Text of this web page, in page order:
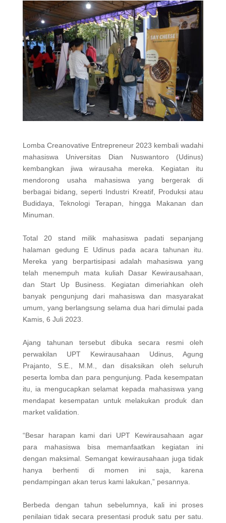
Lomba Creanovative Entrepreneur 2023 kembali wadahi
mahasiswa Universitas Dian Nuswantoro (Udinus)
kembangkan jiwa wirausaha mereka. Kegiatan itu
mendorong usaha mahasiswa yang bergerak di
berbagai bidang, seperti Industri Kreatif, Produksi atau
Budidaya, Teknologi Terapan, hingga Makanan dan
Minuman.
Total 20 stand milik mahasiswa padati sepanjang
halaman gedung E Udinus pada acara tahunan itu.
Mereka yang berpartisipasi adalah mahasiswa yang
telah menempuh mata kuliah Dasar Kewirausahaan,
dan Start Up Business. Kegiatan dimeriahkan oleh
banyak pengunjung dari mahasiswa dan masyarakat
umum, yang berlangsung selama dua hari dimulai pada
Kamis, 6 Juli 2023.
Ajang tahunan tersebut dibuka secara resmi oleh
perwakilan UPT Kewirausahaan Udinus, Agung
Prajanto, S.E., M.M., dan disaksikan oleh seluruh
peserta lomba dan para pengunjung. Pada kesempatan
itu, ia mengucapkan selamat kepada mahasiswa yang
mendapat kesempatan untuk melakukan produk dan
market validation.
“Besar harapan kami dari UPT Kewirausahaan agar
para mahasiswa bisa memanfaatkan kegiatan ini
dengan maksimal. Semangat kewirausahaan juga tidak
hanya berhenti di momen ini saja, karena
pendampingan akan terus kami lakukan,” pesannya.
Berbeda dengan tahun sebelumnya, kali ini proses
penilaian tidak secara presentasi produk satu per satu.